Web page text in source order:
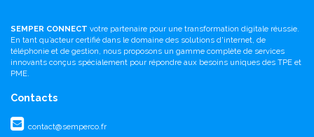
SEMPER CONNECT votre partenaire pour une transformation digitale réussie.
En tant qu’acteur certifié dans le domaine des solutions d'internet, de
téléphonie et de gestion, nous proposons un gamme complète de services
innovants conçus spécialement pour répondre aux besoins uniques des TPE et
PME.
Contacts
contact@semperco.fr